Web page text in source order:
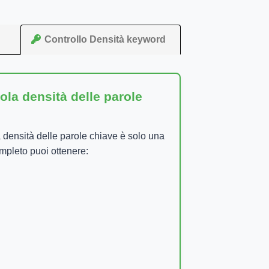
Controllo Densità keyword
densità delle parole
delle parole chiave è solo una
puoi ottenere: